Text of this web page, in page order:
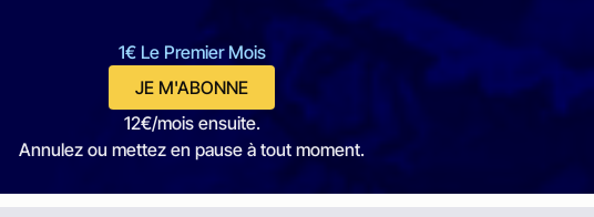
1€ Le Premier Mois
JE M'ABONNE
12€/mois ensuite.
Annulez ou mettez en pause à tout moment.